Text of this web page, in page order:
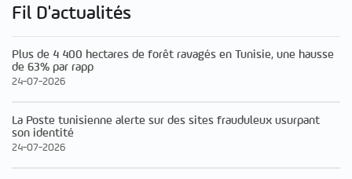
Fil D'actualités
Plus de 4 400 hectares de forêt ravagés en Tunisie, une hausse
de 63% par rapp
24-07-2026
La Poste tunisienne alerte sur des sites frauduleux usurpant
son identité
24-07-2026